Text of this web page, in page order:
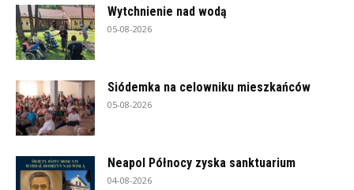
Wytchnienie nad wodą
05-08-2026
Siódemka na celowniku mieszkańców
05-08-2026
Neapol Północy zyska sanktuarium
04-08-2026